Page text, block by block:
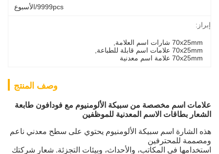
9999pcs/الأسبوع
إبراز:
70x25mm شارات اسم العلامة
,
70x25mm علامات اسم قابلة للطباعة
,
70x25mm علامة اسم معدنية
وصف المنتج
علامات اسم مخصصة من سبيكة الألومنيوم مع فودافون طابعة
الشعار بطاقات الاسم المعدنية للموظفين
هذه الشارة اسم سبيكة الألومنيوم يحتوي على سطح معدني ناعم
ومصممة للمحترفين
استخدامها في المكاتب، والأحداث، وبيئات التجزئة. شعار شركتك